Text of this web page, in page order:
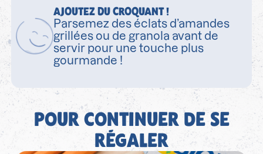
AJOUTEZ DU CROQUANT !
Parsemez des éclats d’amandes
grillées ou de granola avant de
servir pour une touche plus
gourmande !
POUR CONTINUER DE SE
RÉGALER